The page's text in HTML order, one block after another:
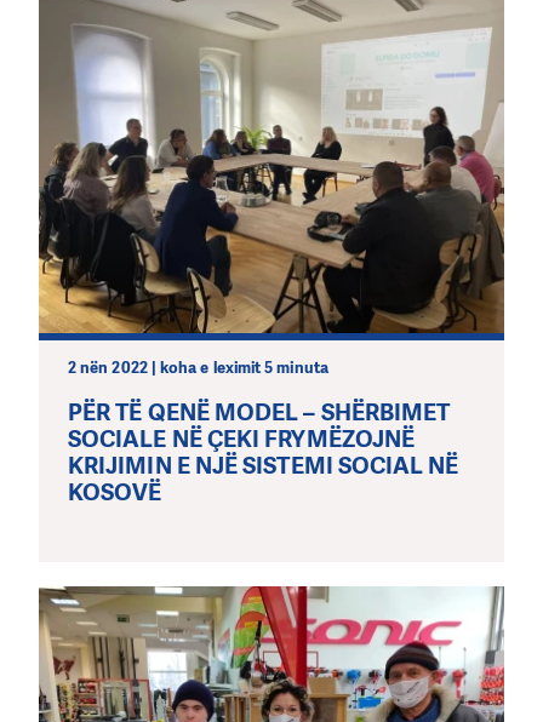
2 nën 2022 | koha e leximit 5 minuta
PËR TË QENË MODEL – SHËRBIMET
SOCIALE NË ÇEKI FRYMËZOJNË
KRIJIMIN E NJË SISTEMI SOCIAL NË
KOSOVË